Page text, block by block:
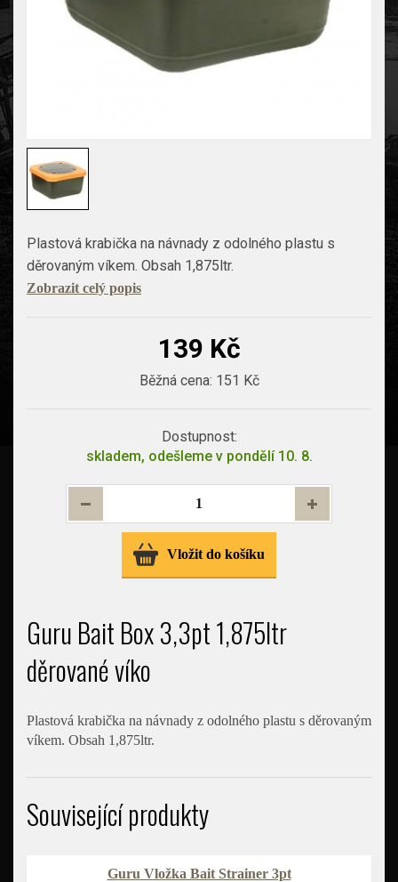
Plastová krabička na návnady z odolného plastu s
děrovaným víkem. Obsah 1,875ltr.
Zobrazit celý popis
139 Kč
Běžná cena: 151 Kč
Dostupnost:
skladem, odešleme v pondělí 10. 8.
Vložit do košíku
Guru Bait Box 3,3pt 1,875ltr
děrované víko
Plastová krabička na návnady z odolného plastu s děrovaným
víkem. Obsah 1,875ltr.
Související produkty
Guru Vložka Bait Strainer 3pt